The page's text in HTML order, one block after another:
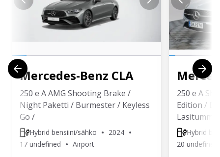
Mercedes-Benz CLA
250 e A AMG Shooting Brake /
Night Paketti / Burmester / Keyless
Go /
Hybrid bensiini/sähkö
2024
17 undefined
Airport
250 e A
Edition /
Hybrid
20 undefined